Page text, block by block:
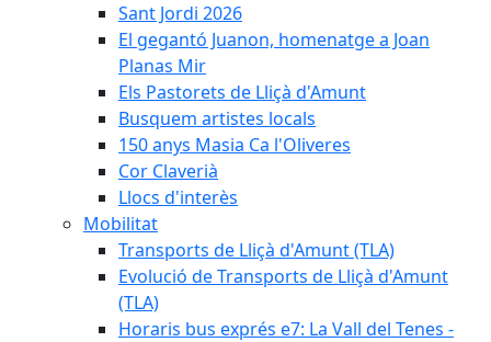
Sant Jordi 2026
El gegantó Juanon, homenatge a Joan
Planas Mir
Els Pastorets de Lliçà d'Amunt
Busquem artistes locals
150 anys Masia Ca l'Oliveres
Cor Claverià
Llocs d'interès
Mobilitat
Transports de Lliçà d'Amunt (TLA)
Evolució de Transports de Lliçà d'Amunt
(TLA)
Horaris bus exprés e7: La Vall del Tenes -